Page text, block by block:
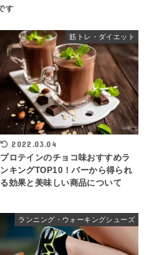
筋トレ・ダイエット
2022.03.04
プロテインのチョコ味おすすめラ
ンキングTOP10！バーから得られ
る効果と美味しい商品について
ランニング・ウォーキングシューズ